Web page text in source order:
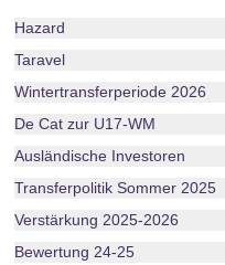
Hazard
Taravel
Wintertransferperiode 2026
De Cat zur U17-WM
Ausländische Investoren
Transferpolitik Sommer 2025
Verstärkung 2025-2026
Bewertung 24-25